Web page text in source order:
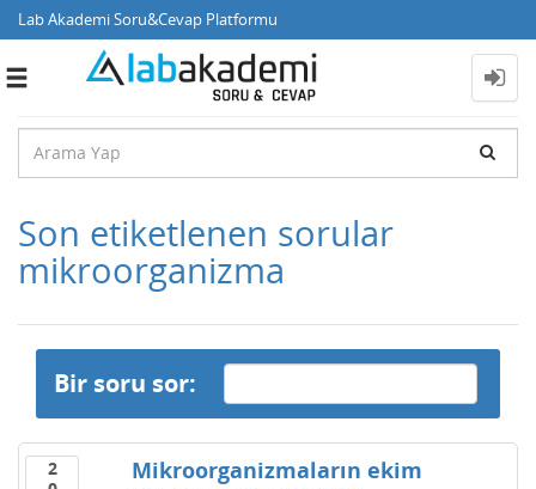
Lab Akademi Soru&Cevap Platformu
Toggle
Son etiketlenen sorular
mikroorganizma
Bir soru sor:
2
Mikroorganizmaların ekim